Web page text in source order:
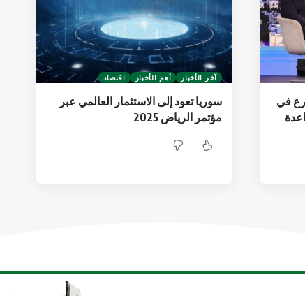
في
آخر الأخبار أهم الأخبار اقتصاد
سوريا تعود إلى الاستثمار العالمي عبر
مؤتمر الرياض 2025